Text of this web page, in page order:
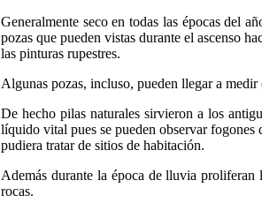
Generalmente seco en todas las épocas del
pozas que pueden vistas durante el ascenso
las pinturas rupestres.
Algunas pozas, incluso, pueden llegar a
De hecho pilas naturales sirvieron a los
líquido vital pues se pueden observar fogones
pudiera tratar de sitios de habitación.
Además durante la época de lluvia
rocas.